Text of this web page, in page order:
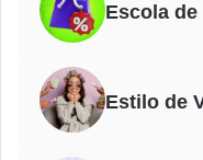
Escola
Estilo de